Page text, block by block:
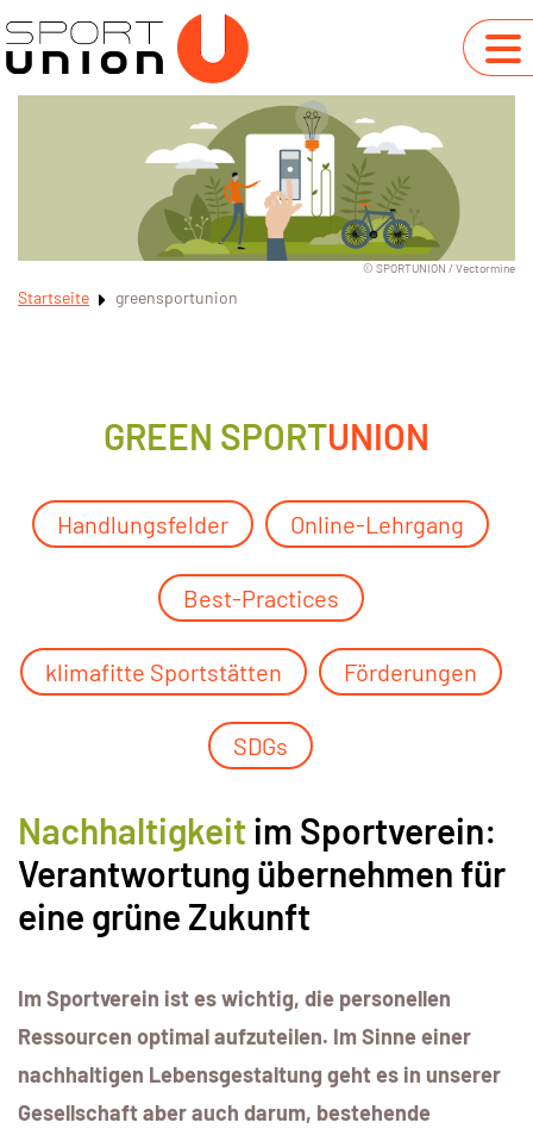
© SPORTUNION / Vectormine
Startseite greensportunion
GREEN SPORTUNION
Handlungsfelder Online-Lehrgang
Best-Practices
klimafitte Sportstätten Förderungen
SDGs
Nachhaltigkeit im Sportverein:
Verantwortung übernehmen für
eine grüne Zukunft
Im Sportverein ist es wichtig, die personellen
Ressourcen optimal aufzuteilen. Im Sinne einer
nachhaltigen Lebensgestaltung geht es in unserer
Gesellschaft aber auch darum, bestehende